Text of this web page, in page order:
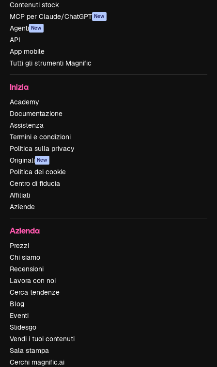
Contenuti stock
MCP per Claude/ChatGPT New
Agenti New
API
App mobile
Tutti gli strumenti Magnific
Inizia
Academy
Documentazione
Assistenza
Termini e condizioni
Politica sulla privacy
Originali New
Politica dei cookie
Centro di fiducia
Affiliati
Aziende
Azienda
Prezzi
Chi siamo
Recensioni
Lavora con noi
Cerca tendenze
Blog
Eventi
Slidesgo
Vendi i tuoi contenuti
Sala stampa
Cerchi magnific.ai